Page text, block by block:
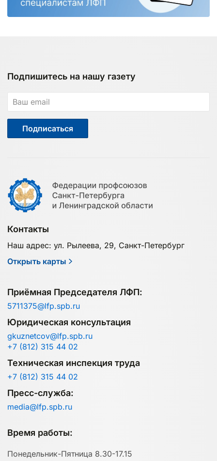
Подпишитесь на нашу газету
Подписаться
Контакты
Наш адрес: ул. Рылеева, 29, Санкт-Петербург
Открыть карты
Приёмная Председателя ЛФП:
5711375@lfp.spb.ru
Юридическая консультация
gkuznetcov@lfp.spb.ru
+7 (812) 315 44 02
Техническая инспекция труда
+7 (812) 315 44 02
Пресс-служба:
media@lfp.spb.ru
Время работы:
Понедельник-Пятница 8.30-17.15